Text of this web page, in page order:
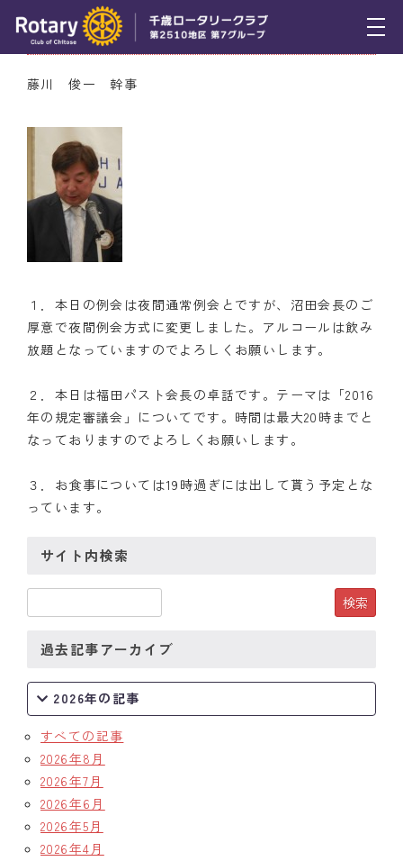
トピックス
活動報告
理事会報告
スケジュール
木曜会
組織図
クラブのあゆみ
クラブの歴史
歴代会長・幹事
案内
リンク集
情報公開
6月16日（木） 幹事報告
藤川 俊一 幹事
１．本日の例会は夜間通常例会とですが、沼田会長のご
厚意で夜間例会方式に変更しました。アルコールは飲み
放題となっていますのでよろしくお願いします。
２．本日は福田パスト会長の卓話です。テーマは「2016
年の規定審議会」についてです。時間は最大20時までと
なっておりますのでよろしくお願いします。
３．お食事については19時過ぎには出して貰う予定とな
っています。
サイト内検索
過去記事アーカイブ
2026年の記事
すべての記事
2026年8月
2026年7月
2026年6月
2026年5月
2026年4月